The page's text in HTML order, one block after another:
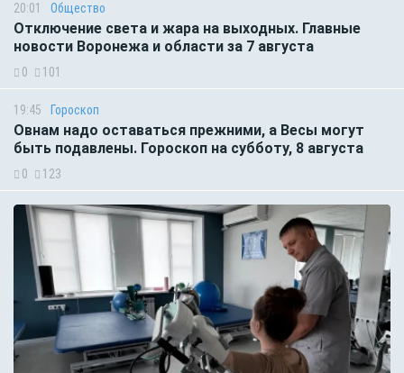
20:01 Общество
Отключение света и жара на выходных. Главные
новости Воронежа и области за 7 августа
0 101
19:45 Гороскоп
Овнам надо оставаться прежними, а Весы могут
быть подавлены. Гороскоп на субботу, 8 августа
0 123